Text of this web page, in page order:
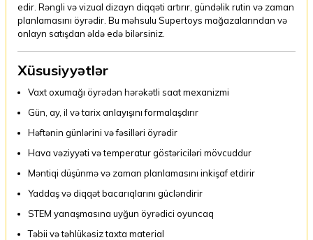
edir. Rəngli və vizual dizayn diqqəti artırır, gündəlik rutin və zaman
planlamasını öyrədir. Bu məhsulu Supertoys mağazalarından və
onlayn satışdan əldə edə bilərsiniz.
Xüsusiyyətlər
Vaxt oxumağı öyrədən hərəkətli saat mexanizmi
Gün, ay, il və tarix anlayışını formalaşdırır
Həftənin günlərini və fəsilləri öyrədir
Hava vəziyyəti və temperatur göstəriciləri mövcuddur
Məntiqi düşünmə və zaman planlamasını inkişaf etdirir
Yaddaş və diqqət bacarıqlarını gücləndirir
STEM yanaşmasına uyğun öyrədici oyuncaq
Təbii və təhlükəsiz taxta material